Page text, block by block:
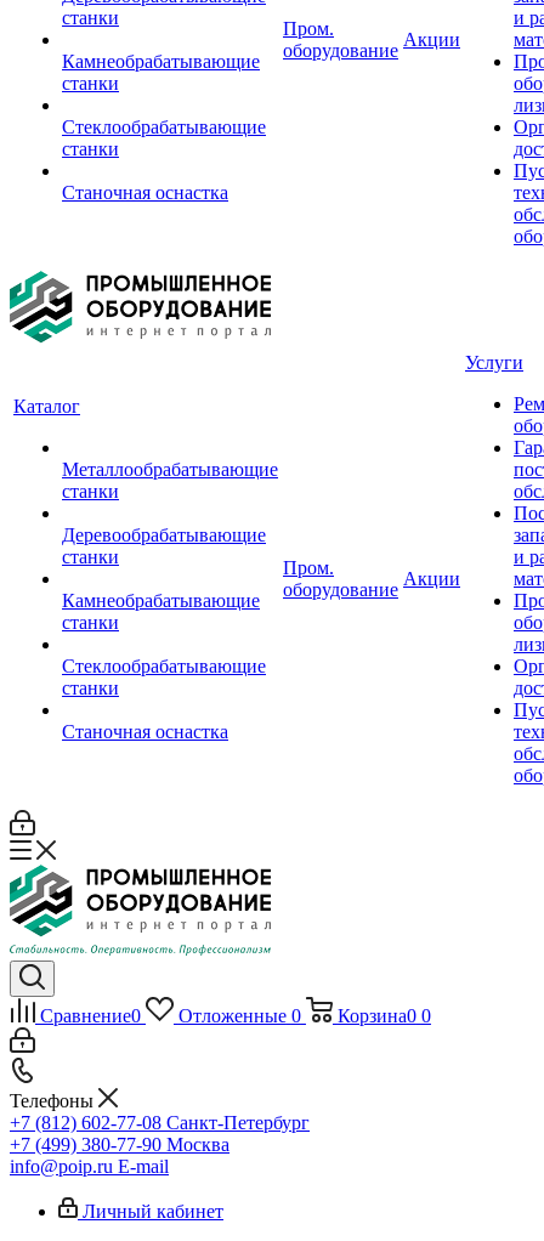
станки
Камнеобрабатывающие
станки
Стеклообрабатывающие
станки
Станочная оснастка
Пром.
оборудование
Акции
и
Каталог
Металлообрабатывающие
станки
Деревообрабатывающие
станки
Камнеобрабатывающие
станки
Стеклообрабатывающие
станки
Станочная оснастка
Пром.
оборудование
Акции
Услуги
и
Сравнение0 Отложенные 0 Корзина0 0
Телефоны
+7 (812) 602-77-08 Санкт-Петербург
+7 (499) 380-77-90 Москва
info@poip.ru E-mail
Личный кабинет